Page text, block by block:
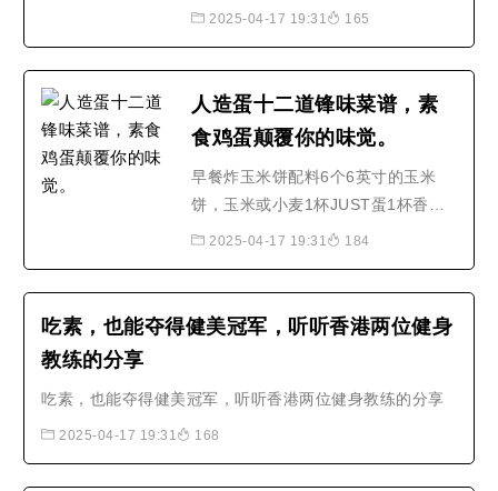
江怪物》相比，《玉子》的话题显然
法和故事节奏上的讨论外，更多的观
的玉子，或者玉子代表的猪，到底应
不应该杀了吃呢？图片来源..
2025-04-17 19:31 165
人造蛋十二道锋味菜谱，素
食鸡蛋颠覆你的味觉。
早餐炸玉米饼配料6个6英寸的玉米
饼，玉米或小麦1杯JUST蛋1杯香肠
或大豆香肠2杯红甘蓝，切丝2个鳄
gallo辣酱（可选）准备浇头按指示切
于..早餐炸玉米饼配料6个6英寸的玉..
2025-04-17 19:31 184
吃素，也能夺得健美冠军，听听香港两位健身
教练的分享
吃素，也能夺得健美冠军，听听香港两位健身教练的分享
2025-04-17 19:31 168